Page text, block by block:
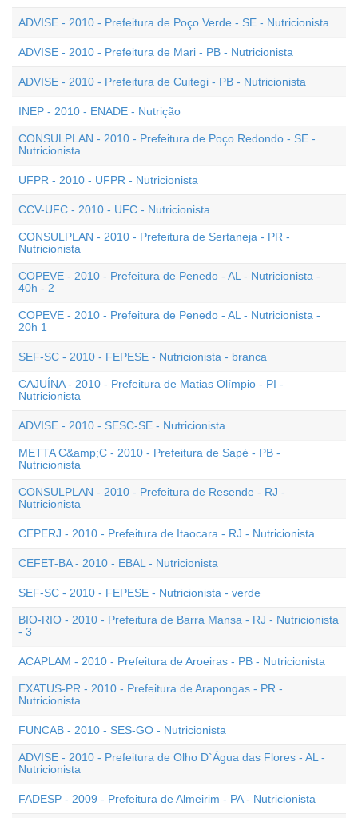
ADVISE - 2010 - Prefeitura de Poço Verde - SE - Nutricionista
ADVISE - 2010 - Prefeitura de Mari - PB - Nutricionista
ADVISE - 2010 - Prefeitura de Cuitegi - PB - Nutricionista
INEP - 2010 - ENADE - Nutrição
CONSULPLAN - 2010 - Prefeitura de Poço Redondo - SE -
Nutricionista
UFPR - 2010 - UFPR - Nutricionista
CCV-UFC - 2010 - UFC - Nutricionista
CONSULPLAN - 2010 - Prefeitura de Sertaneja - PR -
Nutricionista
COPEVE - 2010 - Prefeitura de Penedo - AL - Nutricionista -
40h - 2
COPEVE - 2010 - Prefeitura de Penedo - AL - Nutricionista -
20h 1
SEF-SC - 2010 - FEPESE - Nutricionista - branca
CAJUÍNA - 2010 - Prefeitura de Matias Olímpio - PI -
Nutricionista
ADVISE - 2010 - SESC-SE - Nutricionista
METTA C&amp;C - 2010 - Prefeitura de Sapé - PB -
Nutricionista
CONSULPLAN - 2010 - Prefeitura de Resende - RJ -
Nutricionista
CEPERJ - 2010 - Prefeitura de Itaocara - RJ - Nutricionista
CEFET-BA - 2010 - EBAL - Nutricionista
SEF-SC - 2010 - FEPESE - Nutricionista - verde
BIO-RIO - 2010 - Prefeitura de Barra Mansa - RJ - Nutricionista
- 3
ACAPLAM - 2010 - Prefeitura de Aroeiras - PB - Nutricionista
EXATUS-PR - 2010 - Prefeitura de Arapongas - PR -
Nutricionista
FUNCAB - 2010 - SES-GO - Nutricionista
ADVISE - 2010 - Prefeitura de Olho D`Água das Flores - AL -
Nutricionista
FADESP - 2009 - Prefeitura de Almeirim - PA - Nutricionista